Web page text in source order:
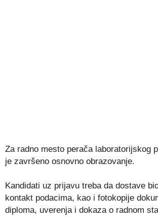
Za radno mesto perača laboratorijskog
je završeno osnovno obrazovanje.
Kandidati uz prijavu treba da dostave
kontakt podacima, kao i fotokopije
diploma, uverenja i dokaza o radnom